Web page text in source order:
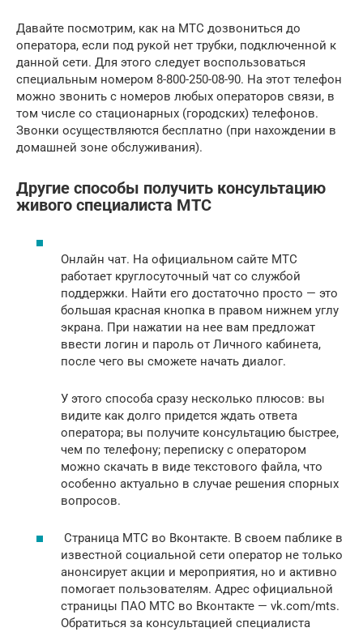
Давайте посмотрим, как на МТС дозвониться до
оператора, если под рукой нет трубки, подключенной к
данной сети. Для этого следует воспользоваться
специальным номером 8-800-250-08-90. На этот телефон
можно звонить с номеров любых операторов связи, в
том числе со стационарных (городских) телефонов.
Звонки осуществляются бесплатно (при нахождении в
домашней зоне обслуживания).
Другие способы получить консультацию
живого специалиста МТС
Онлайн чат. На официальном сайте МТС
работает круглосуточный чат со службой
поддержки. Найти его достаточно просто — это
большая красная кнопка в правом нижнем углу
экрана. При нажатии на нее вам предложат
ввести логин и пароль от Личного кабинета,
после чего вы сможете начать диалог.
У этого способа сразу несколько плюсов: вы
видите как долго придется ждать ответа
оператора; вы получите консультацию быстрее,
чем по телефону; переписку с оператором
можно скачать в виде текстового файла, что
особенно актуально в случае решения спорных
вопросов.
Страница МТС во Вконтакте. В своем паблике в
известной социальной сети оператор не только
анонсирует акции и мероприятия, но и активно
помогает пользователям. Адрес официальной
страницы ПАО МТС во Вконтакте — vk.com/mts.
Обратиться за консультацией специалиста